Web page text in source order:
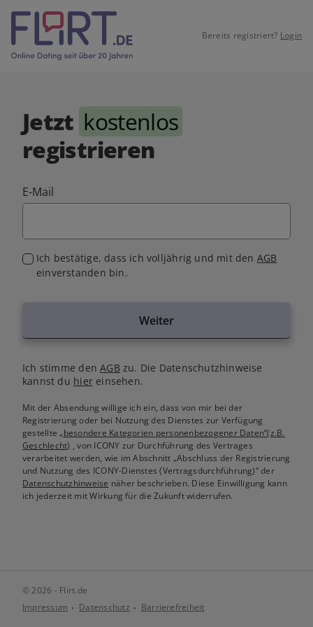
Bereits registriert? Login
Jetzt kostenlos
registrieren
E-Mail
Ich bestätige, dass ich volljährig und mit den AGB
einverstanden bin.
Weiter
Ich stimme denAGB zu. Die Datenschutzhinweise
kannst du hiereinsehen.
Mit der Absendung willige ich ein, dass von mir bei der
Registrierung oder bei Nutzung des Dienstes zur Verfügung
gestellte„besondere Kategorien personenbezogener Daten“(z.B.
Geschlecht) , von ICONY zur Durchführung des Vertrages
verarbeitet werden, wie im Abschnitt „Abschluss der Registrierung
und Nutzung des ICONY-Dienstes (Vertragsdurchführung)“ der
Datenschutzhinweise näher beschrieben. Diese Einwilligung kann
ich jederzeit mit Wirkung für die Zukunft widerrufen.
© 2026 - Flirt.de
Impressum
Datenschutz Barrierefreiheit